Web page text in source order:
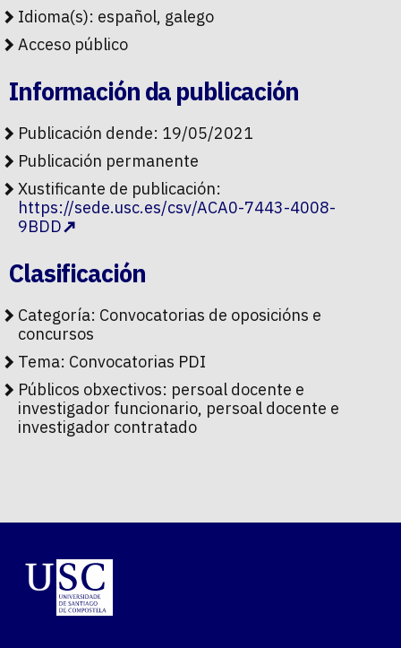
Idioma(s): español, galego
Acceso público
Información da publicación
Publicación dende: 19/05/2021
Publicación permanente
Xustificante de publicación:
https://sede.usc.es/csv/ACA0-7443-4008-
9BDD
Clasificación
Categoría: Convocatorias de oposicións e
concursos
Tema: Convocatorias PDI
Públicos obxectivos: persoal docente e
investigador funcionario, persoal docente e
investigador contratado